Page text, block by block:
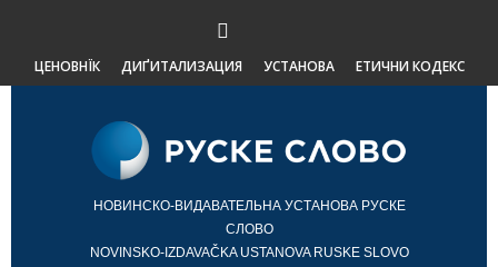
ЦЕНОВНЇК ДИҐИТАЛИЗАЦИЯ УСТАНОВА ЕТИЧНИ КОДЕКС
НОВИНСКО-ВИДАВАТЕЛЬНА УСТАНОВА РУСКЕ
СЛОВО
NOVINSKO-IZDAVAČKA USTANOVA RUSKE SLOVO